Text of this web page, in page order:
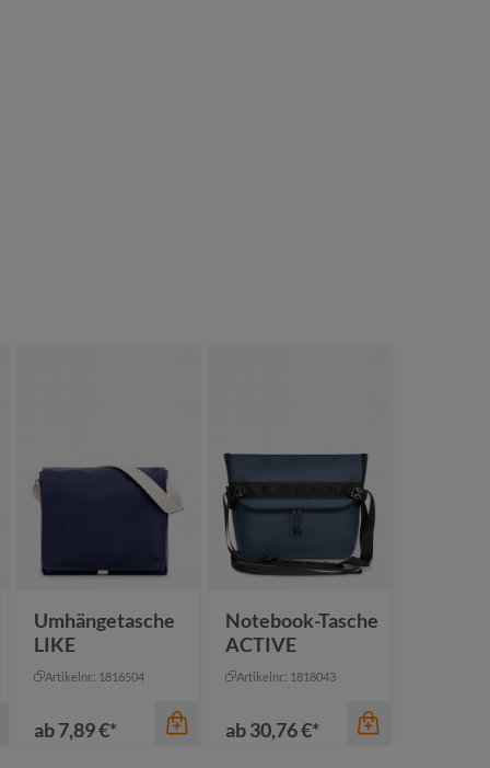
Umhängetasche
LIKE
Artikelnr.: 1816504
ab7,89 €*
Notebook-Tasche
ACTIVE
Artikelnr.: 1818043
ab30,76 €*